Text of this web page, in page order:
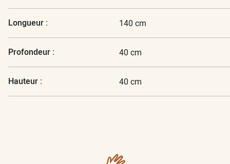
Longueur : 140 cm
Profondeur : 40 cm
Hauteur : 40 cm